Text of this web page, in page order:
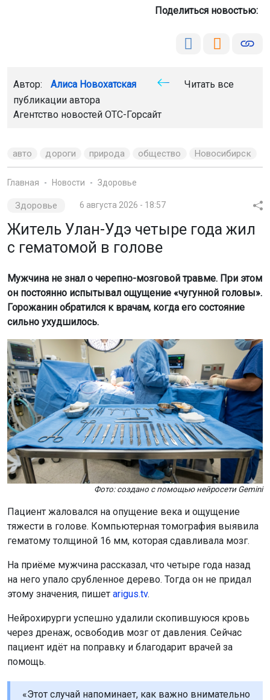
Поделиться новостью:
Автор: Алиса Новохатская
Читать все
публикации автора
Агентство новостей ОТС-Горсайт
авто дороги природа общество Новосибирск
Главная Новости Здоровье
Здоровье 6 августа 2026 - 18:57
Житель Улан-Удэ четыре года жил
с гематомой в голове
Мужчина не знал о черепно-мозговой травме. При этом
он постоянно испытывал ощущение «чугунной головы».
Горожанин обратился к врачам, когда его состояние
сильно ухудшилось.
Фото: создано с помощью нейросети Gemini
Пациент жаловался на опущение века и ощущение
тяжести в голове. Компьютерная томография выявила
гематому толщиной 16 мм, которая сдавливала мозг.
На приёме мужчина рассказал, что четыре года назад
на него упало срубленное дерево. Тогда он не придал
этому значения, пишет arigus.tv.
Нейрохирурги успешно удалили скопившуюся кровь
через дренаж, освободив мозг от давления. Сейчас
пациент идёт на поправку и благодарит врачей за
помощь.
«Этот случай напоминает, как важно внимательно